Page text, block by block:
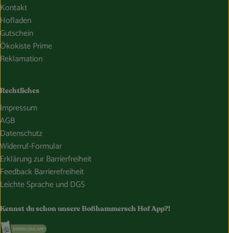
Kontakt
Hofladen
Gutschein
Ökokiste Prime
Reklamation
Rechtliches
Impressum
AGB
Datenschutz
Widerruf-Formular
Erklärung zur Barrierfreiheit
Feedback Barrierefreiheit
Leichte Sprache und DGS
Kennst du schon unsere Boßhammersch Hof App?!
Externer Link zu https://www.bosshammersch-